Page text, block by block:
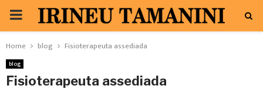
PRIMARY
MENU
Home blog Fisioterapeuta assediada
blog
Fisioterapeuta assediada